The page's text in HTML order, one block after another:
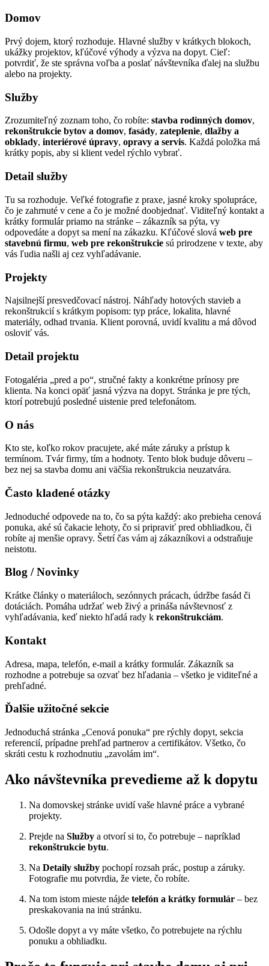
Domov
Prvý dojem, ktorý rozhoduje. Hlavné služby v krátkych blokoch,
ukážky projektov, kľúčové výhody a výzva na dopyt. Cieľ:
potvrdiť, že ste správna voľba a poslať návštevníka ďalej na službu
alebo na projekty.
Služby
Zrozumiteľný zoznam toho, čo robíte: stavba rodinných domov,
rekonštrukcie bytov a domov, fasády, zateplenie, dlažby a
obklady, interiérové úpravy, opravy a servis. Každá položka má
krátky popis, aby si klient vedel rýchlo vybrať.
Detail služby
Tu sa rozhoduje. Veľké fotografie z praxe, jasné kroky spolupráce,
čo je zahrnuté v cene a čo je možné doobjednať. Viditeľný kontakt a
krátky formulár priamo na stránke – zákazník sa pýta, vy
odpovedáte a dopyt sa mení na zákazku. Kľúčové slová web pre
stavebnú firmu, web pre rekonštrukcie sú prirodzene v texte, aby
vás ľudia našli aj cez vyhľadávanie.
Projekty
Najsilnejší presvedčovací nástroj. Náhľady hotových stavieb a
rekonštrukcií s krátkym popisom: typ práce, lokalita, hlavné
materiály, odhad trvania. Klient porovná, uvidí kvalitu a má dôvod
osloviť vás.
Detail projektu
Fotogaléria „pred a po“, stručné fakty a konkrétne prínosy pre
klienta. Na konci opäť jasná výzva na dopyt. Stránka je pre tých,
ktorí potrebujú posledné uistenie pred telefonátom.
O nás
Kto ste, koľko rokov pracujete, aké máte záruky a prístup k
termínom. Tvár firmy, tím a hodnoty. Tento blok buduje dôveru –
bez nej sa stavba domu ani väčšia rekonštrukcia neuzatvára.
Často kladené otázky
Jednoduché odpovede na to, čo sa pýta každý: ako prebieha cenová
ponuka, aké sú čakacie lehoty, čo si pripraviť pred obhliadkou, či
robíte aj menšie opravy. Šetrí čas vám aj zákazníkovi a odstraňuje
neistotu.
Blog / Novinky
Krátke články o materiáloch, sezónnych prácach, údržbe fasád či
dotáciách. Pomáha udržať web živý a prináša návštevnosť z
vyhľadávania, keď niekto hľadá rady k rekonštrukciám.
Kontakt
Adresa, mapa, telefón, e-mail a krátky formulár. Zákazník sa
rozhodne a potrebuje sa ozvať bez hľadania – všetko je viditeľné a
prehľadné.
Ďalšie užitočné sekcie
Jednoduchá stránka „Cenová ponuka“ pre rýchly dopyt, sekcia
referencií, prípadne prehľad partnerov a certifikátov. Všetko, čo
skráti cestu k rozhodnutiu „zavolám im“.
Ako návštevníka prevedieme až k dopytu
Na domovskej stránke uvidí vaše hlavné práce a vybrané
projekty.
Prejde na Služby a otvorí si to, čo potrebuje – napríklad
rekonštrukcie bytu.
Na Detaily služby pochopí rozsah prác, postup a záruky.
Fotografie mu potvrdia, že viete, čo robíte.
Na tom istom mieste nájde telefón a krátky formulár – bez
preskakovania na inú stránku.
Odošle dopyt a vy máte všetko, čo potrebujete na rýchlu
ponuku a obhliadku.